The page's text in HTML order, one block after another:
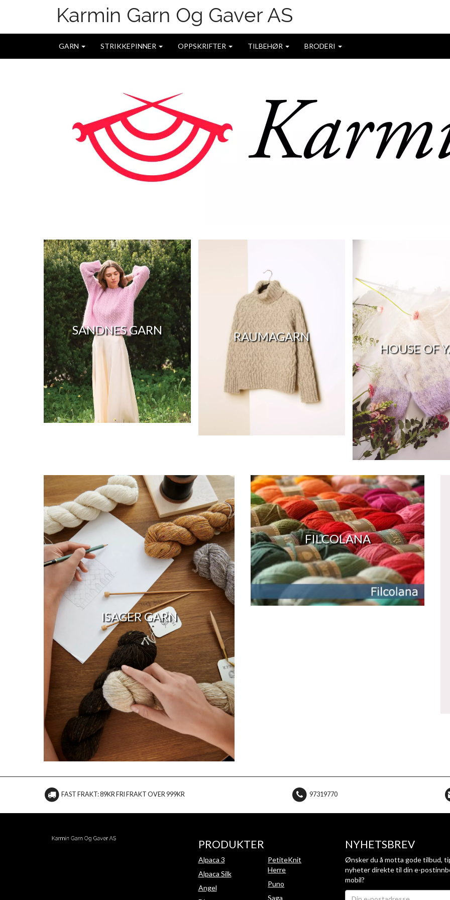
GARN STRIKKEPINNER OPPSKRIFTER TILBEHØR BRODERI
SANDNES GARN
RAUMAGARN
HOUSE OF
ISAGER GARN
FILCOLANA
FAST FRAKT: 89KR FRI FRAKT OVER 999KR 97319770
PRODUKTER
Alpaca 3
Alpaca Silk
Angel
PetiteKnit
Herre
Puno
Saga
NYHETSBREV
Ønsker du å motta gode tilbud,
nyheter direkte til din e-
mobil?